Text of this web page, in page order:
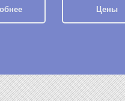
Цены